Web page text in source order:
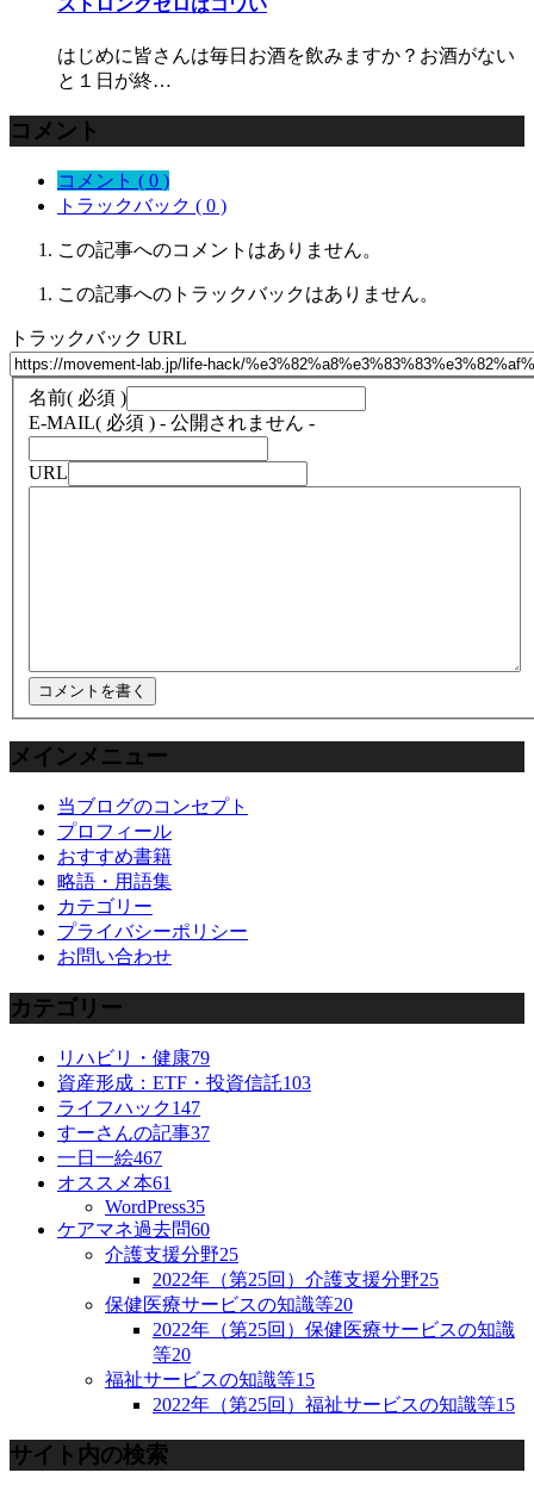
ストロングゼロはコワい
はじめに皆さんは毎日お酒を飲みますか？お酒がない
と１日が終…
コメント
コメント ( 0 )
トラックバック ( 0 )
この記事へのコメントはありません。
この記事へのトラックバックはありません。
トラックバック URL
名前( 必須 )
E-MAIL( 必須 ) - 公開されません -
URL
メインメニュー
当ブログのコンセプト
プロフィール
おすすめ書籍
略語・用語集
カテゴリー
プライバシーポリシー
お問い合わせ
カテゴリー
リハビリ・健康79
資産形成：ETF・投資信託103
ライフハック147
すーさんの記事37
一日一絵467
オススメ本61
WordPress35
ケアマネ過去問60
介護支援分野25
2022年（第25回）介護支援分野25
保健医療サービスの知識等20
2022年（第25回）保健医療サービスの知識
等20
福祉サービスの知識等15
2022年（第25回）福祉サービスの知識等15
サイト内の検索